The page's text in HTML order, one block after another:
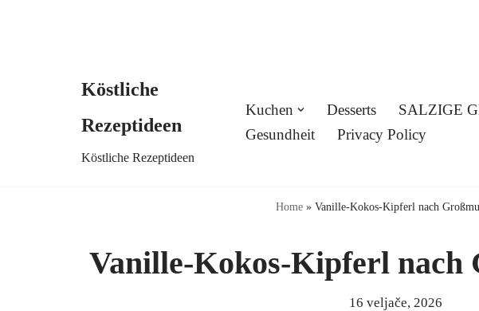
Köstliche
Rezeptideen
Köstliche Rezeptideen
Kuchen Desserts SALZIGE
Gesundheit
Privacy Policy
Home» Vanille-Kokos-Kipferl nach
Vanille-Kokos-Kipferl nach
16 veljače, 2026